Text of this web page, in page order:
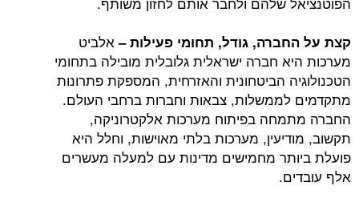
קצת על החברה, גודל, תחומי פעילות –אלביט
מערכות היא חברה ישראלית גלובלית מובילה בתחומי
הטכנולוגיה הביטחונית והאזרחית, המספקת פתרונות
מתקדמים לממשלות, צבאות וחברות ברחבי העולם.
החברה מתמחה בפיתוח מערכות אלקטרוניקה,
תקשוב, מודיעין, מערכות בלתי מאוישות, וחלל היא
פועלת ביותר מחמישים מדינות עם למעלה מעשרים
אלף עובדים.